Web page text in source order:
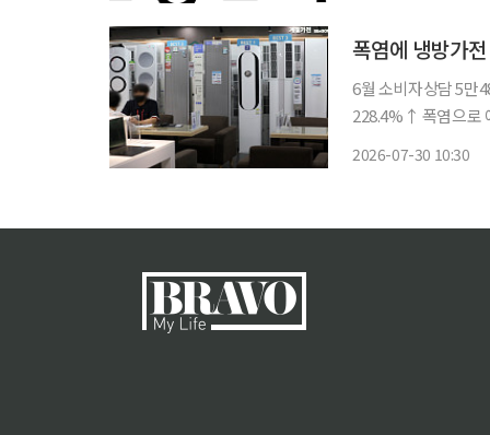
폭염에 냉방가
6월 소비자상담 5만
228.4%↑ 폭염으로 에어컨과 선풍기 등 냉방가전 수요가 늘면서 관련 소비자상담도 두 배 이
2026-07-30 10:30